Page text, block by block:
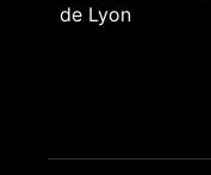
de Lyon